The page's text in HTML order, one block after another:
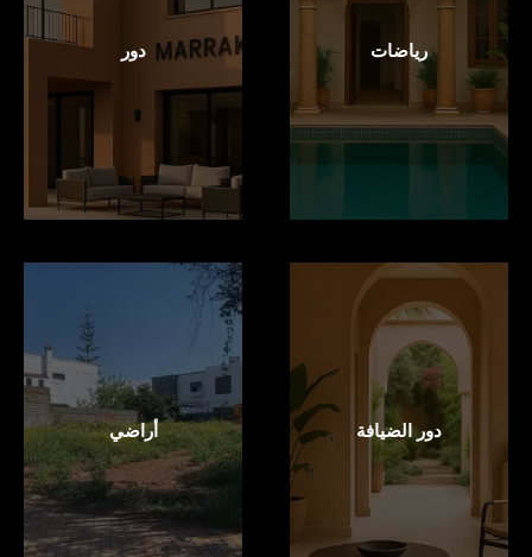
رياضات دور
دور الضيافة أراضي